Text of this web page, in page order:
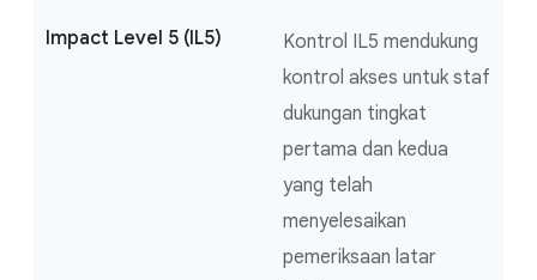
Impact Level 5 (IL5)
Kontrol IL5 mendukung
kontrol akses untuk staf
dukungan tingkat
pertama dan kedua
yang telah
menyelesaikan
pemeriksaan latar